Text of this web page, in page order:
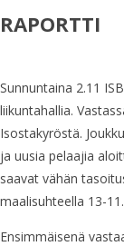
RAPORTTI
Sunnuntaina 2.11
liikuntahallia.
Isostakyröstä.
ja uusia pelaajia
saavat vähän
maalisuhteella 13-11.
Ensimmäisenä